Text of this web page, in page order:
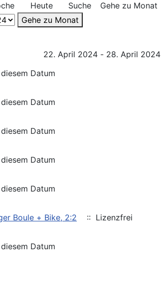
Heute Suche
Gehe zu Monat
Gehe zu Monat
22. April 2024 - 28. April 2024
Datum
Datum
Datum
Datum
Datum
Boule + Bike, 2:2 :: Lizenzfrei
Datum